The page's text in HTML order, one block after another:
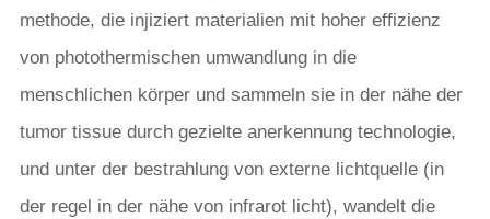
methode, die injiziert materialien mit hoher effizienz
von photothermischen umwandlung in die
menschlichen körper und sammeln sie in der nähe der
tumor tissue durch gezielte anerkennung technologie,
und unter der bestrahlung von externe lichtquelle (in
der regel in der nähe von infrarot licht), wandelt die